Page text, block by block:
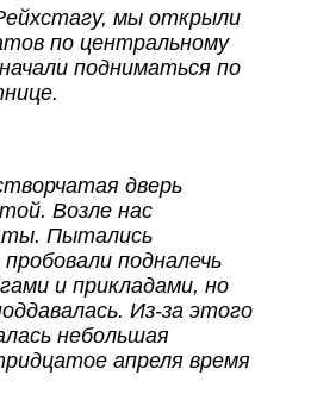
мы открыли
по центральному
подниматься по
дверь
Возле нас
Пытались
подналечь
и прикладами, но
Из-за этого
небольшая
апреля время